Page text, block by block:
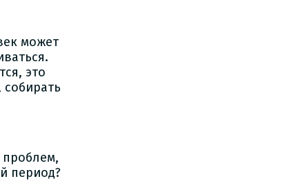
может
это
проблем,
период?